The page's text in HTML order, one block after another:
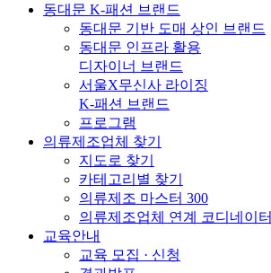
동대문 K-패션 브랜드
동대문 기반 도매 상인 브랜드
동대문 인프라 활용
디자이너 브랜드
서울X무신사 라이징
K-패션 브랜드
프로그램
의류제조업체 찾기
지도로 찾기
카테고리별 찾기
의류제조 마스터 300
의류제조업체 연계 코디네이터
교육안내
교육 모집 · 신청